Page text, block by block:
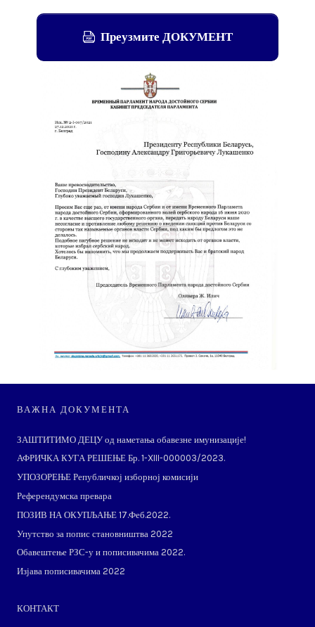
Преузмите ДОКУМЕНТ
ВАЖНА ДОКУМЕНТА
ЗАШТИТИМО ДЕЦУ од наметања обавезне имунизације!
АФРИЧКА КУГА РЕШЕЊЕ Бр. 1-XIII-000003/2023.
УПОЗОРЕЊЕ Републичкој изборној комисији
Референдумска превара
ПОЗИВ НА ОКУПЉАЊЕ 17.Феб.2022.
Упутство за попис становништва 2022
Обавештење РЗС-у и пописивачима 2022.
Изјава пописивачима 2022
КОНТАКТ